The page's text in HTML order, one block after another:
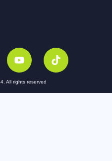
All rights reserved